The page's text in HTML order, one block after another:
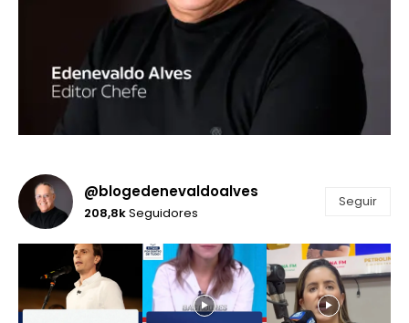
@blogedenevaldoalves
208,8kSeguidores
Seguir